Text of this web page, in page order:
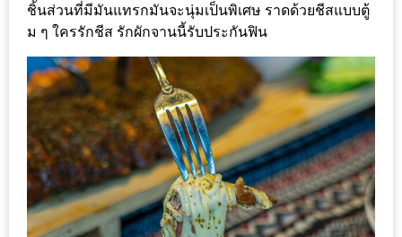
ลุ้น
รับ
ประทาน
บุฟเฟ่ต์
ฟรี
ที่
LE
CRYSTAL
ชิ้นส่วนที่มีมันแทรกมันจะนุ่มเป็นพิเศษ ราดด้วยชีสแบบตู้
ม ๆ ใครรักชีส รักผักจานนี้รับประกันฟิน